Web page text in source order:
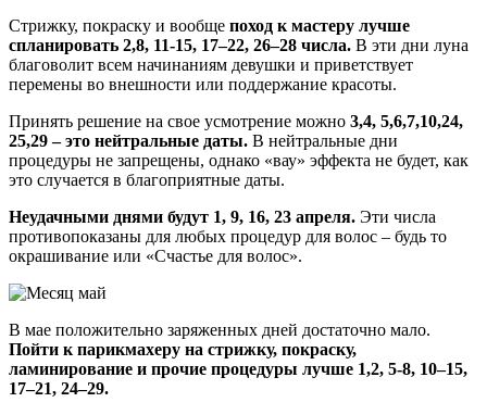
Стрижку, покраску и вообще поход к мастеру лучше
спланировать 2,8, 11-15, 17–22, 26–28 числа. В эти дни луна
благоволит всем начинаниям девушки и приветствует
перемены во внешности или поддержание красоты.
Принять решение на свое усмотрение можно 3,4, 5,6,7,10,24,
25,29 – это нейтральные даты. В нейтральные дни
процедуры не запрещены, однако «вау» эффекта не будет, как
это случается в благоприятные даты.
Неудачными днями будут 1, 9, 16, 23 апреля. Эти числа
противопоказаны для любых процедур для волос – будь то
окрашивание или «Счастье для волос».
В мае положительно заряженных дней достаточно мало.
Пойти к парикмахеру на стрижку, покраску,
ламинирование и прочие процедуры лучше 1,2, 5-8, 10–15,
17–21, 24–29.